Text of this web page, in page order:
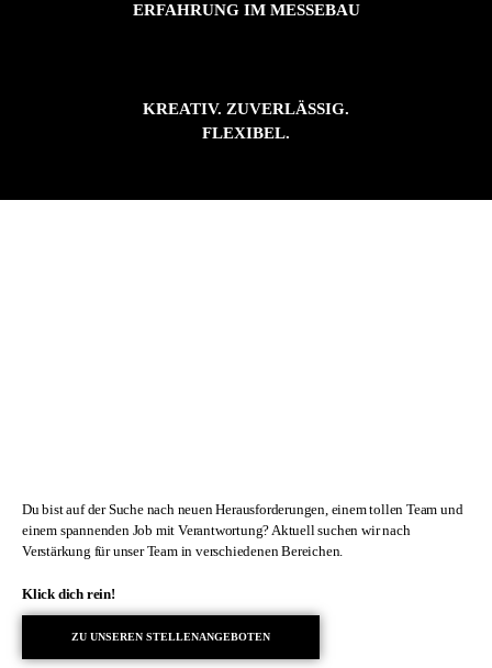
ERFAHRUNG IM MESSEBAU
KREATIV. ZUVERLÄSSIG.
FLEXIBEL.
Du bist auf der Suche nach neuen Herausforderungen, einem tollen Team und
einem spannenden Job mit Verantwortung? Aktuell suchen wir nach
Verstärkung für unser Team in verschiedenen Bereichen.
Klick dich rein!
ZU UNSEREN STELLENANGEBOTEN